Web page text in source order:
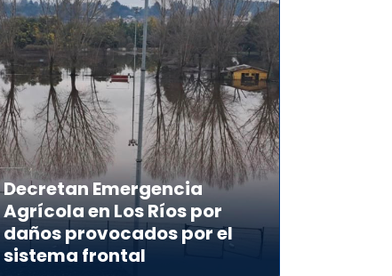
Decretan Emergencia
Agrícola en Los Ríos por
daños provocados por el
sistema frontal